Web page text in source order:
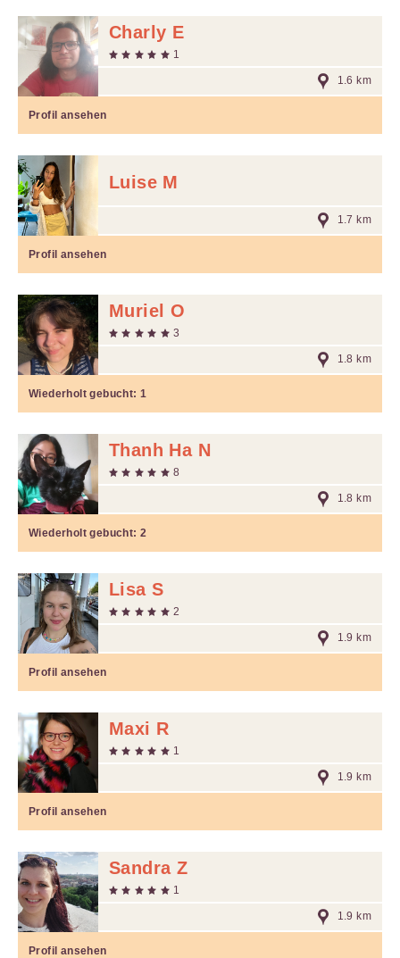
Charly E
1
1.6 km
Profil ansehen
Luise M
1.7 km
Profil ansehen
Muriel O
3
1.8 km
Wiederholt gebucht:1
Thanh Ha N
8
1.8 km
Wiederholt gebucht:2
Lisa S
2
1.9 km
Profil ansehen
Maxi R
1
1.9 km
Profil ansehen
Sandra Z
1
1.9 km
Profil ansehen